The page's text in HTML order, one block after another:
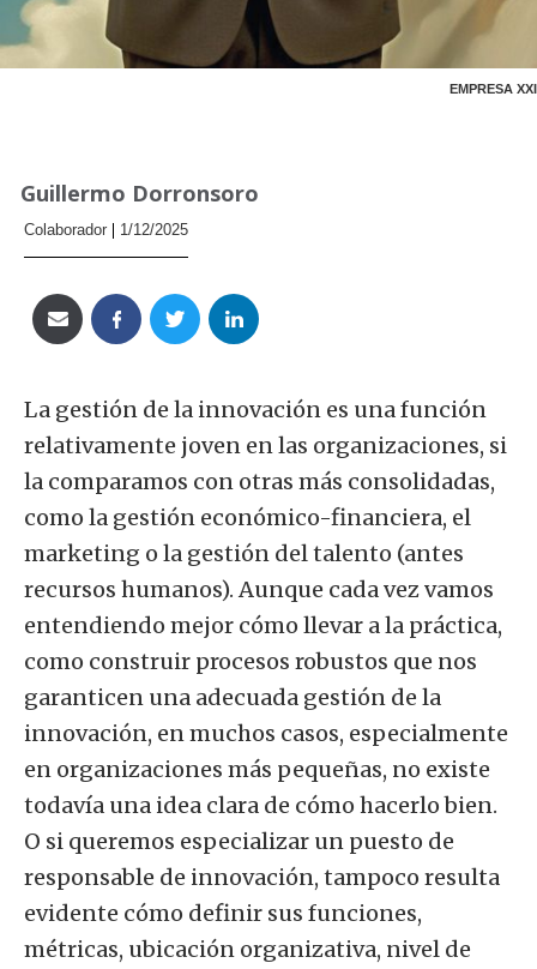
EMPRESA XXI
Guillermo Dorronsoro
Colaborador 1/12/2025
La gestión de la innovación es una función
relativamente joven en las organizaciones, si
la comparamos con otras más consolidadas,
como la gestión económico-financiera, el
marketing o la gestión del talento (antes
recursos humanos). Aunque cada vez vamos
entendiendo mejor cómo llevar a la práctica,
como construir procesos robustos que nos
garanticen una adecuada gestión de la
innovación, en muchos casos, especialmente
en organizaciones más pequeñas, no existe
todavía una idea clara de cómo hacerlo bien.
O si queremos especializar un puesto de
responsable de innovación, tampoco resulta
evidente cómo definir sus funciones,
métricas, ubicación organizativa, nivel de